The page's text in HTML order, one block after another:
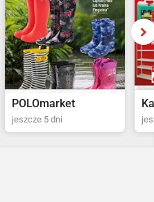
Kaufland
jeszcze 13 dni